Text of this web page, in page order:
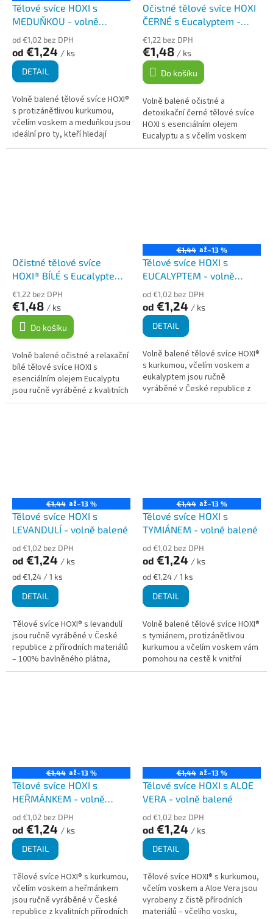
Tělové svíce HOXI s
MEDUŇKOU - volně
od €1,02 bez DPH
od €1,24 / ks
DETAIL
Volně balené tělové svíce HOXI®
s protizánětlivou kurkumou,
včelím voskem a meduňkou jsou
ideální pro ty, kteří hledají
přírodní a holistický způsob, jak
Očistné tělové svíce HOXI
ČERNÉ s Eucalyptem -
€1,22 bez DPH
€1,48 / ks
Do košíku
Volně balené očistné a
detoxikační černé tělové svíce
HOXI s esenciálním olejem
Eucalyptu a s včelím voskem
jsou výborným pomocníkem při
Očistné tělové svíce
HOXI® BÍLÉ s Eucalyptem -
€1,22 bez DPH
€1,48 / ks
Do košíku
Volně balené očistné a relaxační
bílé tělové svíce HOXI s
esenciálním olejem Eucalyptu
jsou ručně vyráběné z kvalitních
materiálů. Kónický tvar a
€1,44 až–13 %
Tělové svíce HOXI s
EUCALYPTEM - volně
od €1,02 bez DPH
od €1,24 / ks
DETAIL
Volně balené tělové svíce HOXI®
s kurkumou, včelím voskem a
eukalyptem jsou ručně
vyráběné v České republice z
přírodních materiálů. Využívají
€1,44 až–13 %
Tělové svíce HOXI s
LEVANDULÍ - volně balené
od €1,02 bez DPH
od €1,24 / ks
Měrná
cena:
od €1,24 / 1 ks
DETAIL
Tělové svíce HOXI® s levandulí
jsou ručně vyráběné v České
republice z přírodních materiálů
– 100% bavlněného plátna,
čištěného včelího vosku,
€1,44 až–13 %
Tělové svíce HOXI s
TYMIÁNEM - volně balené
od €1,02 bez DPH
od €1,24 / ks
Měrná
cena:
od €1,24 / 1 ks
DETAIL
Volně balené tělové svíce HOXI®
s tymiánem, protizánětlivou
kurkumou a včelím voskem vám
pomohou na cestě k vnitřní
pohodě. Tyto ručně vyráběné
€1,44 až–13 %
Tělové svíce HOXI s
HEŘMÁNKEM - volně
balené
od €1,02 bez DPH
od €1,24 / ks
DETAIL
Tělové svíce HOXI® s kurkumou,
včelím voskem a heřmánkem
jsou ručně vyráběné v České
republice z kvalitních přírodních
€1,44 až–13 %
Tělové svíce HOXI s ALOE
VERA - volně balené
od €1,02 bez DPH
od €1,24 / ks
DETAIL
Tělové svíce HOXI® s kurkumou,
včelím voskem a Aloe Vera jsou
vyrobeny z čistě přírodních
materiálů – včelího vosku,